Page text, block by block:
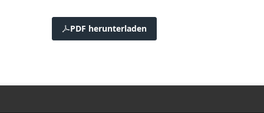
PDF herunterladen